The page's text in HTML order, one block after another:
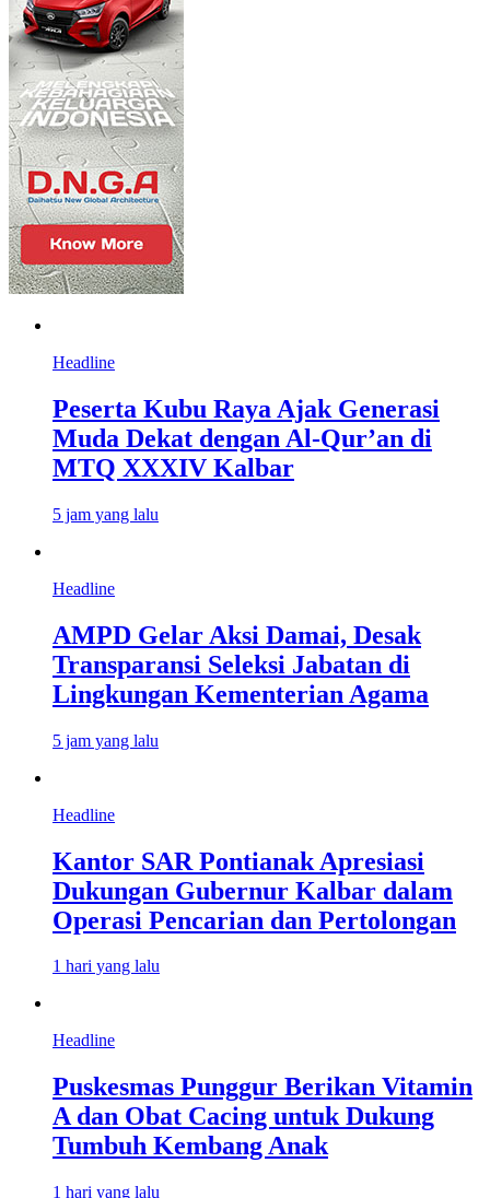
Headline
Peserta Kubu Raya Ajak Generasi
Muda Dekat dengan Al-Qur’an di
MTQ XXXIV Kalbar
5 jam yang lalu
Headline
AMPD Gelar Aksi Damai, Desak
Transparansi Seleksi Jabatan di
Lingkungan Kementerian Agama
5 jam yang lalu
Headline
Kantor SAR Pontianak Apresiasi
Dukungan Gubernur Kalbar dalam
Operasi Pencarian dan Pertolongan
1 hari yang lalu
Headline
Puskesmas Punggur Berikan Vitamin
A dan Obat Cacing untuk Dukung
Tumbuh Kembang Anak
1 hari yang lalu